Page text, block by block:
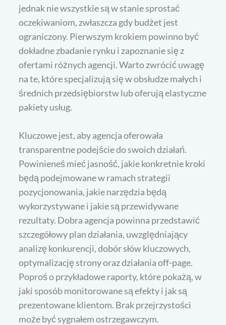
jednak nie wszystkie są w stanie sprostać
oczekiwaniom, zwłaszcza gdy budżet jest
ograniczony. Pierwszym krokiem powinno być
dokładne zbadanie rynku i zapoznanie się z
ofertami różnych agencji. Warto zwrócić uwagę
na te, które specjalizują się w obsłudze małych i
średnich przedsiębiorstw lub oferują elastyczne
pakiety usług.
Kluczowe jest, aby agencja oferowała
transparentne podejście do swoich działań.
Powinieneś mieć jasność, jakie konkretnie kroki
będą podejmowane w ramach strategii
pozycjonowania, jakie narzędzia będą
wykorzystywane i jakie są przewidywane
rezultaty. Dobra agencja powinna przedstawić
szczegółowy plan działania, uwzględniający
analizę konkurencji, dobór słów kluczowych,
optymalizację strony oraz działania off-page.
Poproś o przykładowe raporty, które pokażą, w
jaki sposób monitorowane są efekty i jak są
prezentowane klientom. Brak przejrzystości
może być sygnałem ostrzegawczym.